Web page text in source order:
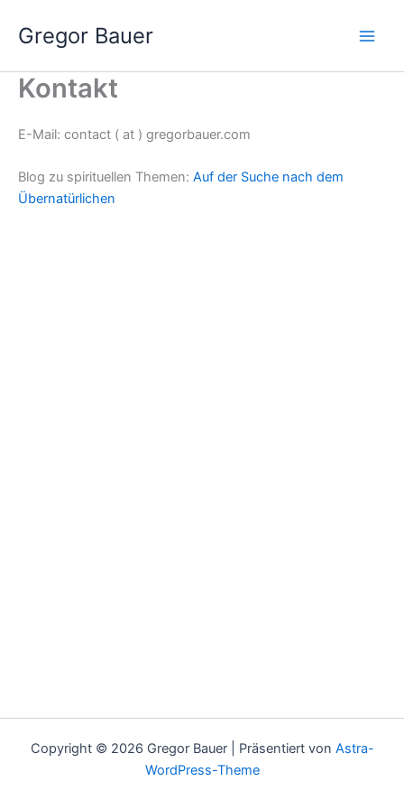
InhaltGregor Bauer
Kontakt
E-Mail: contact ( at ) gregorbauer.com
Blog zu spirituellen Themen: Auf der Suche nach dem
Übernatürlichen
Copyright © 2026 Gregor Bauer | Präsentiert von Astra-
WordPress-Theme